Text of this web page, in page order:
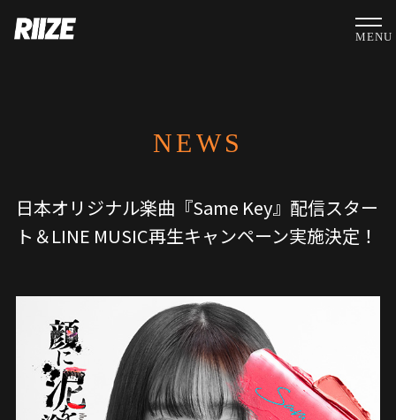
MENU
NEWS
日本オリジナル楽曲『Same Key』配信スター
ト＆LINE MUSIC再生キャンペーン実施決定！